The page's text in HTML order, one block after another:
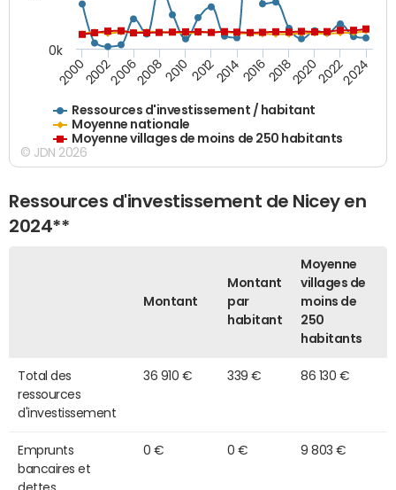
Ressources d'investissement / habitant
Moyenne nationale
Moyenne villages de moins de 250 habitants
20002002200620082010 2012201420162018202020222024
0k
© JDN 2026
Ressources d'investissement de Nicey en
2024**
Montant
Montant
par
habitant
Moyenne
villages de
moins de
250
habitants
Total des
ressources
d'investissement
36 910 € 339 € 86 130 €
Emprunts
bancaires et
dettes
0 € 0 € 9 803 €